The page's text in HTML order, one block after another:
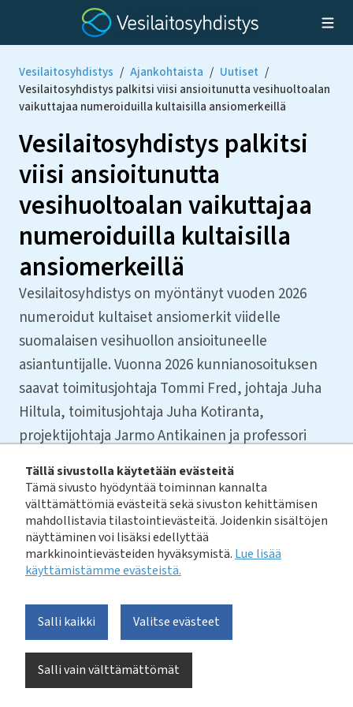
Tällä sivustolla käytetään evästeitä
Tämä sivusto hyödyntää toiminnan kannalta
välttämättömiä evästeitä sekä sivuston kehittämisen
mahdollistavia tilastointievästeitä. Joidenkin sisältöjen
näyttäminen voi lisäksi edellyttää
markkinointievästeiden hyväksymistä. Lue lisää
käyttämistämme evästeistä.​​​​​​
Salli kaikki
Salli vain välttämättömät
Valitse evästeet
Vesilaitosyhdistys / Ajankohtaista / Uutiset /
Vesilaitosyhdistys palkitsi viisi ansioitunutta vesihuoltoalan
vaikuttajaa numeroiduilla kultaisilla ansiomerkeillä
Vesilaitosyhdistys palkitsi
viisi ansioitunutta
vesihuoltoalan vaikuttajaa
numeroiduilla kultaisilla
ansiomerkeillä
Vesilaitosyhdistys on myöntänyt vuoden 2026
numeroidut kultaiset ansiomerkit viidelle
suomalaisen vesihuollon ansioituneelle
asiantuntijalle. Vuonna 2026 kunnianosoituksen
saavat toimitusjohtaja Tommi Fred, johtaja Juha
Hiltula, toimitusjohtaja Juha Kotiranta,
projektijohtaja Jarmo Antikainen ja professori
edistänyt suomalaisen vesihuollon laatua,
luotettavuutta ja kehitystä vuosikymmenten ajan.
20.5.2026
Vesilaitosyhdistyksen kultainen numeroitu ansiomerkki
pitkäjänteisestä ja ansiokkaasta kehittämisestä.
Huomionosoitus, joka myönnetään poikkeuksellisen